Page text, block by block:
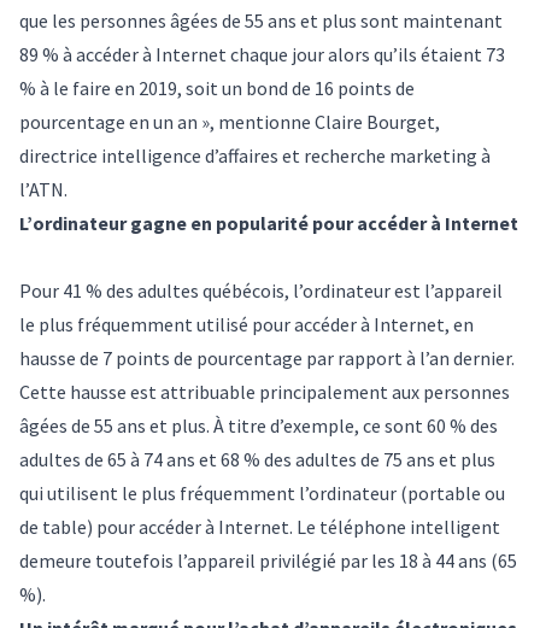
que les personnes âgées de 55 ans et plus sont maintenant
89 % à accéder à Internet chaque jour alors qu’ils étaient 73
% à le faire en 2019, soit un bond de 16 points de
pourcentage en un an », mentionne Claire Bourget,
directrice intelligence d’affaires et recherche marketing à
l’ATN.
L’ordinateur gagne en popularité pour accéder à Internet
Pour 41 % des adultes québécois, l’ordinateur est l’appareil
le plus fréquemment utilisé pour accéder à Internet, en
hausse de 7 points de pourcentage par rapport à l’an dernier.
Cette hausse est attribuable principalement aux personnes
âgées de 55 ans et plus. À titre d’exemple, ce sont 60 % des
adultes de 65 à 74 ans et 68 % des adultes de 75 ans et plus
qui utilisent le plus fréquemment l’ordinateur (portable ou
de table) pour accéder à Internet. Le téléphone intelligent
demeure toutefois l’appareil privilégié par les 18 à 44 ans (65
%).